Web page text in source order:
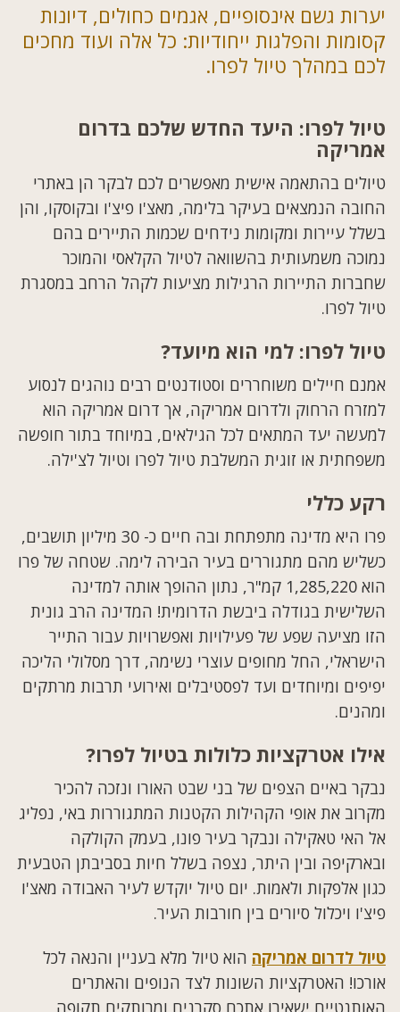
יערות גשם אינסופיים, אגמים כחולים, דיונות
קסומות והפלגות ייחודיות: כל אלה ועוד מחכים
לכם במהלך טיול לפרו.
טיול לפרו: היעד החדש שלכם בדרום
אמריקה
טיולים בהתאמה אישית מאפשרים לכם לבקר הן באתרי
החובה הנמצאים בעיקר בלימה, מאצ'ו פיצ'ו ובקוסקו, והן
בשלל עיירות ומקומות נידחים שכמות התיירים בהם
נמוכה משמעותית בהשוואה לטיול הקלאסי והמוכר
שחברות התיירות הרגילות מציעות לקהל הרחב במסגרת
טיול לפרו.
טיול לפרו: למי הוא מיועד?
אמנם חיילים משוחררים וסטודנטים רבים נוהגים לנסוע
למזרח הרחוק ולדרום אמריקה, אך דרום אמריקה הוא
למעשה יעד המתאים לכל הגילאים, במיוחד בתור חופשה
משפחתית או זוגית המשלבת טיול לפרו וטיול לצ'ילה.
רקע כללי
פרו היא מדינה מתפתחת ובה חיים כ- 30 מיליון תושבים,
כשליש מהם מתגוררים בעיר הבירה לימה. שטחה של פרו
הוא 1,285,220 קמ"ר, נתון ההופך אותה למדינה
השלישית בגודלה ביבשת הדרומית! המדינה הרב גונית
הזו מציעה שפע של פעילויות ואפשרויות עבור התייר
הישראלי, החל מחופים עוצרי נשימה, דרך מסלולי הליכה
יפיפים ומיוחדים ועד לפסטיבלים ואירועי תרבות מרתקים
ומהנים.
אילו אטרקציות כלולות בטיול לפרו?
נבקר באיים הצפים של בני שבט האורו ונזכה להכיר
מקרוב את אופי הקהילות הקטנות המתגוררות באי, נפליג
אל האי טאקילה ונבקר בעיר פונו, בעמק הקולקה
ובארקיפה ובין היתר, נצפה בשלל חיות בסביבתן הטבעית
כגון אלפקות ולאמות. יום טיול יוקדש לעיר האבודה מאצ'ו
פיצ'ו ויכלול סיורים בין חורבות העיר.
טיול לדרום אמריקה הוא טיול מלא בעניין והנאה לכל
אורכו! האטרקציות השונות לצד הנופים והאתרים
האותנטיים ישאירו אתכם סקרנים ומרותקים תקופה